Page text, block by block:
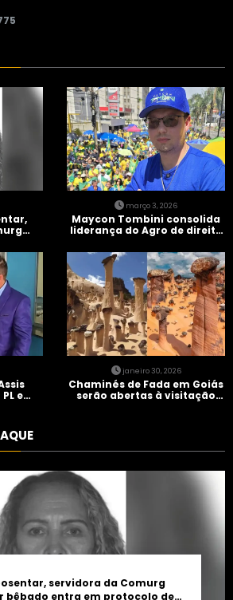
de
março 3, 2026
Maycon Tombini consolida
liderança do Agro de direita
Brasil” em Goiânia
e
janeiro 30, 2026
Chaminés de Fada em Goiás
serão abertas à visitação
servidora da Comurg
bêbado entra em protocolo de